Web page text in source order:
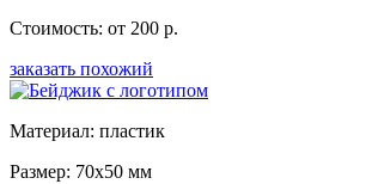
Стоимость: от 200 р.
заказать похожий
Материал: пластик
Размер: 70x50 мм